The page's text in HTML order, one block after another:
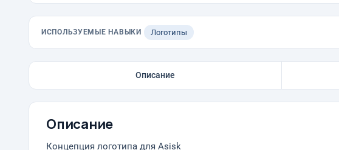
ИСПОЛЬЗУЕМЫЕ НАВЫКИ Логотипы
Описание
Описание
Концепция логотипа для Asisk